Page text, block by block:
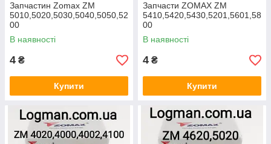
Запчастин Zomax ZM
5010,5020,5030,5040,5050,52
00
В наявності
4 ₴
Купити
Запчасти ZOMAX ZM
5410,5420,5430,5201,5601,58
00
В наявності
4 ₴
Купити